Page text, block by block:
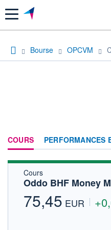
Menu
Bourse OPCVM
COURS PERFORMANCES
Cours
Oddo BHF Money
75,45 EUR